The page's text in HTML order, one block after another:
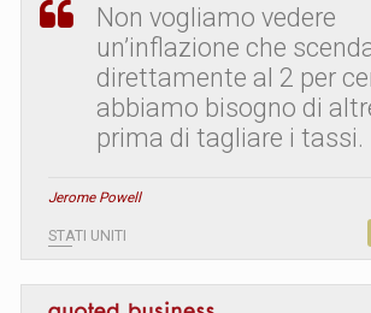
Non vogliamo vedere
un’inflazione che
direttamente al 2 per
abbiamo bisogno di
prima di tagliare i tassi.
Jerome Powell
STATI UNITI